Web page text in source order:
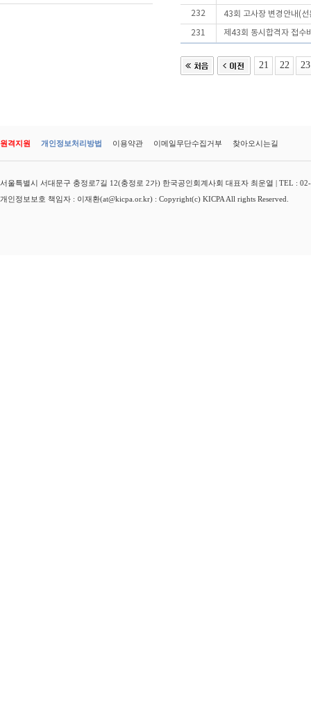
232 43회 고사장 변경안내(
231 제43회 동시합격자 접수
21 22 23
원격지원 개인정보처리방법 이용약관 이메일무단수집거부 찾아오시는길
서울특별시 서대문구 충정로7길 12(충정로 2가) 한국공인회계사회 대표자 최운열 | TEL :
개인정보보호 책임자 : 이재환(at@kicpa.or.kr) : Copyright(c) KICPA All rights Reserved.